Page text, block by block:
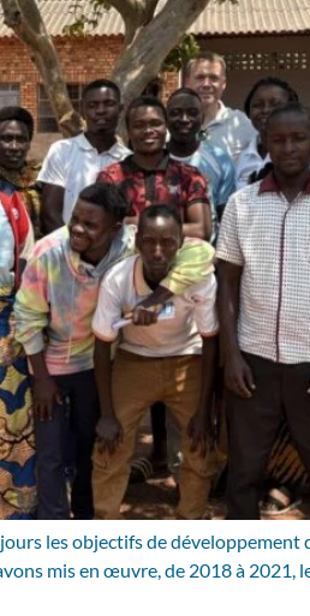
les objectifs de
mis en œuvre, de 2018 à 2021,